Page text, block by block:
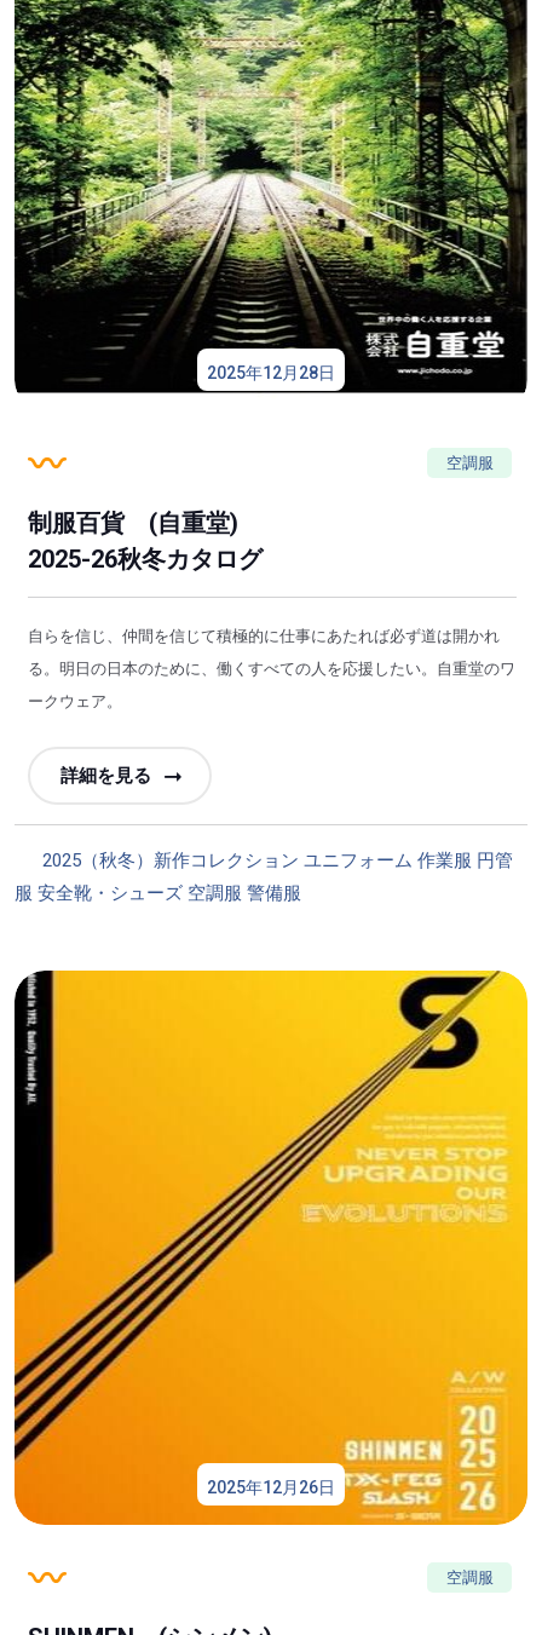
2025年12月28日
空調服
制服百貨 (自重堂)
2025-26秋冬カタログ
自らを信じ、仲間を信じて積極的に仕事にあたれば必ず道は開かれ
る。明日の日本のために、働くすべての人を応援したい。自重堂のワ
ークウェア。
詳細を見る
カ
テ
ー
2025（秋冬）新作コレクション ユニフォーム 作業服 円管
服 安全靴・シューズ 空調服 警備服
2025年12月26日
空調服